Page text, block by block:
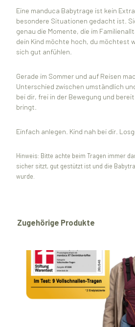
Eine manduca Babytrage ist kein
besondere Situationen gedacht ist.
genau die Momente, die im
dein Kind möchte hoch, du möchtest
sich gut anfühlen.
Gerade im Sommer und auf Reisen
Unterschied zwischen umständlich
bei dir, frei in der Bewegung und
bringt.
Einfach anlegen. Kind nah bei dir.
Hinweis: Bitte achte beim Tragen immer
sicher sitzt, gut gestützt ist und die
wurde.
Produktgalerie überspringen
Zugehörige Produkte